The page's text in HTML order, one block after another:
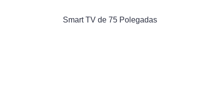
Smart TV de 75 Polegadas